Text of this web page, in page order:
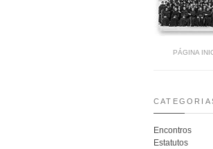
PÁGINA
Encontros
Estatutos